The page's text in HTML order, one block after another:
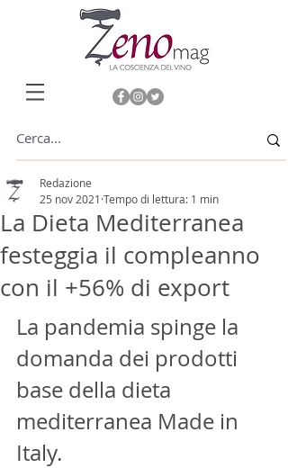
La Dieta Mediterranea
festeggia il compleanno
con il +56% di export
Redazione
25 nov 2021 Tempo di lettura: 1 min
La pandemia spinge la
domanda dei prodotti
base della dieta
mediterranea Made in
Italy.